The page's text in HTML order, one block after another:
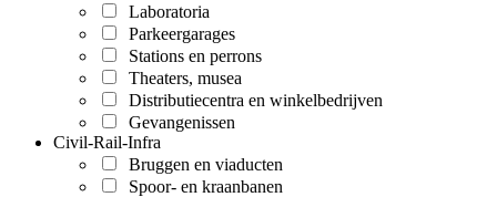
Laboratoria
Parkeergarages
Stations en perrons
Theaters, musea
Distributiecentra en winkelbedrijven
Gevangenissen
Civil-Rail-Infra
Bruggen en viaducten
Spoor- en kraanbanen